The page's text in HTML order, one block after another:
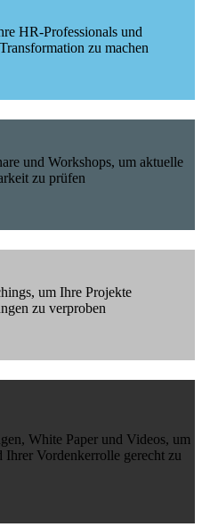
HR-Professionals und
zu machen
und Workshops, um aktuelle
zu prüfen
um Ihre Projekte
zu verproben
White Paper und Videos, um
Ihrer Vordenkerrolle gerecht zu